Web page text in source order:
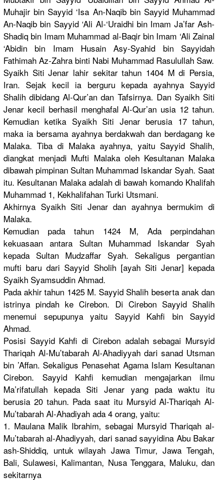
Muhajir bin Sayyid ‘Isa An-Naqib bin Sayyid Muhammad
An-Naqib bin Sayyid ‘Ali Al-‘Uraidhi bin Imam Ja’far Ash-
Shadiq bin Imam Muhammad al-Baqir bin Imam ‘Ali Zainal
‘Abidin bin Imam Husain Asy-Syahid bin Sayyidah
Fathimah Az-Zahra binti Nabi Muhammad Rasulullah Saw.
Syaikh Siti Jenar lahir sekitar tahun 1404 M di Persia,
Iran. Sejak kecil ia berguru kepada ayahnya Sayyid
Shalih dibidang Al-Qur’an dan Tafsirnya. Dan Syaikh Siti
Jenar kecil berhasil menghafal Al-Qur’an usia 12 tahun.
Kemudian ketika Syaikh Siti Jenar berusia 17 tahun,
maka ia bersama ayahnya berdakwah dan berdagang ke
Malaka. Tiba di Malaka ayahnya, yaitu Sayyid Shalih,
diangkat menjadi Mufti Malaka oleh Kesultanan Malaka
dibawah pimpinan Sultan Muhammad Iskandar Syah. Saat
itu. Kesultanan Malaka adalah di bawah komando Khalifah
Muhammad 1, Kekhalifahan Turki Utsmani.
Akhirnya Syaikh Siti Jenar dan ayahnya bermukim di
Malaka.
Kemudian pada tahun 1424 M, Ada perpindahan
kekuasaan antara Sultan Muhammad Iskandar Syah
kepada Sultan Mudzaffar Syah. Sekaligus pergantian
mufti baru dari Sayyid Sholih [ayah Siti Jenar] kepada
Syaikh Syamsuddin Ahmad.
Pada akhir tahun 1425 M. Sayyid Shalih beserta anak dan
istrinya pindah ke Cirebon. Di Cirebon Sayyid Shalih
menemui sepupunya yaitu Sayyid Kahfi bin Sayyid
Ahmad.
Posisi Sayyid Kahfi di Cirebon adalah sebagai Mursyid
Thariqah Al-Mu’tabarah Al-Ahadiyyah dari sanad Utsman
bin ’Affan. Sekaligus Penasehat Agama Islam Kesultanan
Cirebon. Sayyid Kahfi kemudian mengajarkan ilmu
Ma’rifatullah kepada Siti Jenar yang pada waktu itu
berusia 20 tahun. Pada saat itu Mursyid Al-Thariqah Al-
Mu’tabarah Al-Ahadiyah ada 4 orang, yaitu:
1. Maulana Malik Ibrahim, sebagai Mursyid Thariqah al-
Mu’tabarah al-Ahadiyyah, dari sanad sayyidina Abu Bakar
ash-Shiddiq, untuk wilayah Jawa Timur, Jawa Tengah,
Bali, Sulawesi, Kalimantan, Nusa Tenggara, Maluku, dan
sekitarnya